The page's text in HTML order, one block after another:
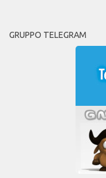
GRUPPO TELEGRAM